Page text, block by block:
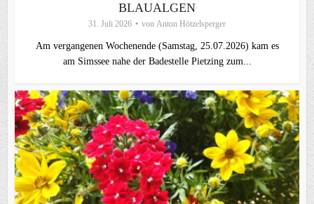
BLAUALGEN
31. Juli 2026 von Anton Hötzelsperger
Am vergangenen Wochenende (Samstag, 25.07.2026) kam es
am Simssee nahe der Badestelle Pietzing zum...